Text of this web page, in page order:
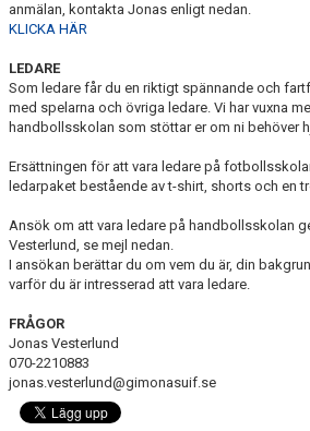
anmälan, kontakta Jonas enligt nedan.
KLICKA HÄR
LEDARE
Som ledare får du en riktigt spännande och
med spelarna och övriga ledare. Vi har vuxna
handbollsskolan som stöttar er om ni behöver
Ersättningen för att vara ledare på
ledarpaket bestående av t-shirt, shorts och en
Ansök om att vara ledare på handbollsskolan
Vesterlund, se mejl nedan.
I ansökan berättar du om vem du är, din
varför du är intresserad att vara ledare.
FRÅGOR
Jonas Vesterlund
070-2210883
jonas.vesterlund@gimonasuif.se